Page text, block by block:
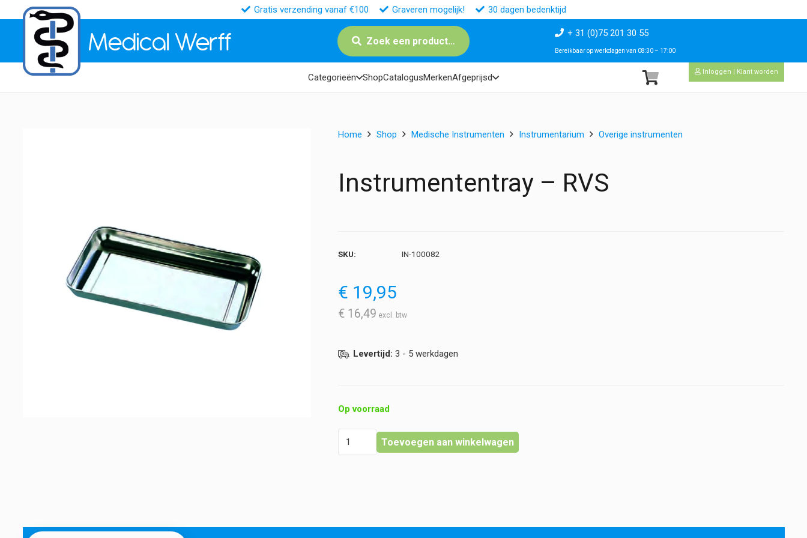
Gratis verzending vanaf €100 Graveren mogelijk! 30 dagen bedenktijd
MedicalWerff Zoek een product…
+ 31 (0)75 201 30 55
Bereikbaar op werkdagen van 08:30 – 17:00
Categorieën ShopCatalogusMerkenAfgeprijsd
Inloggen | Klant worden
Home Shop Medische Instrumenten Instrumentarium Overige instrumenten
Instrumententray – RVS
SKU: IN-100082
€ 19,95
€ 16,49
Levertijd:3 - 5 werkdagen
Op voorraad
Instrumententray
Toevoegen aan winkelwagen